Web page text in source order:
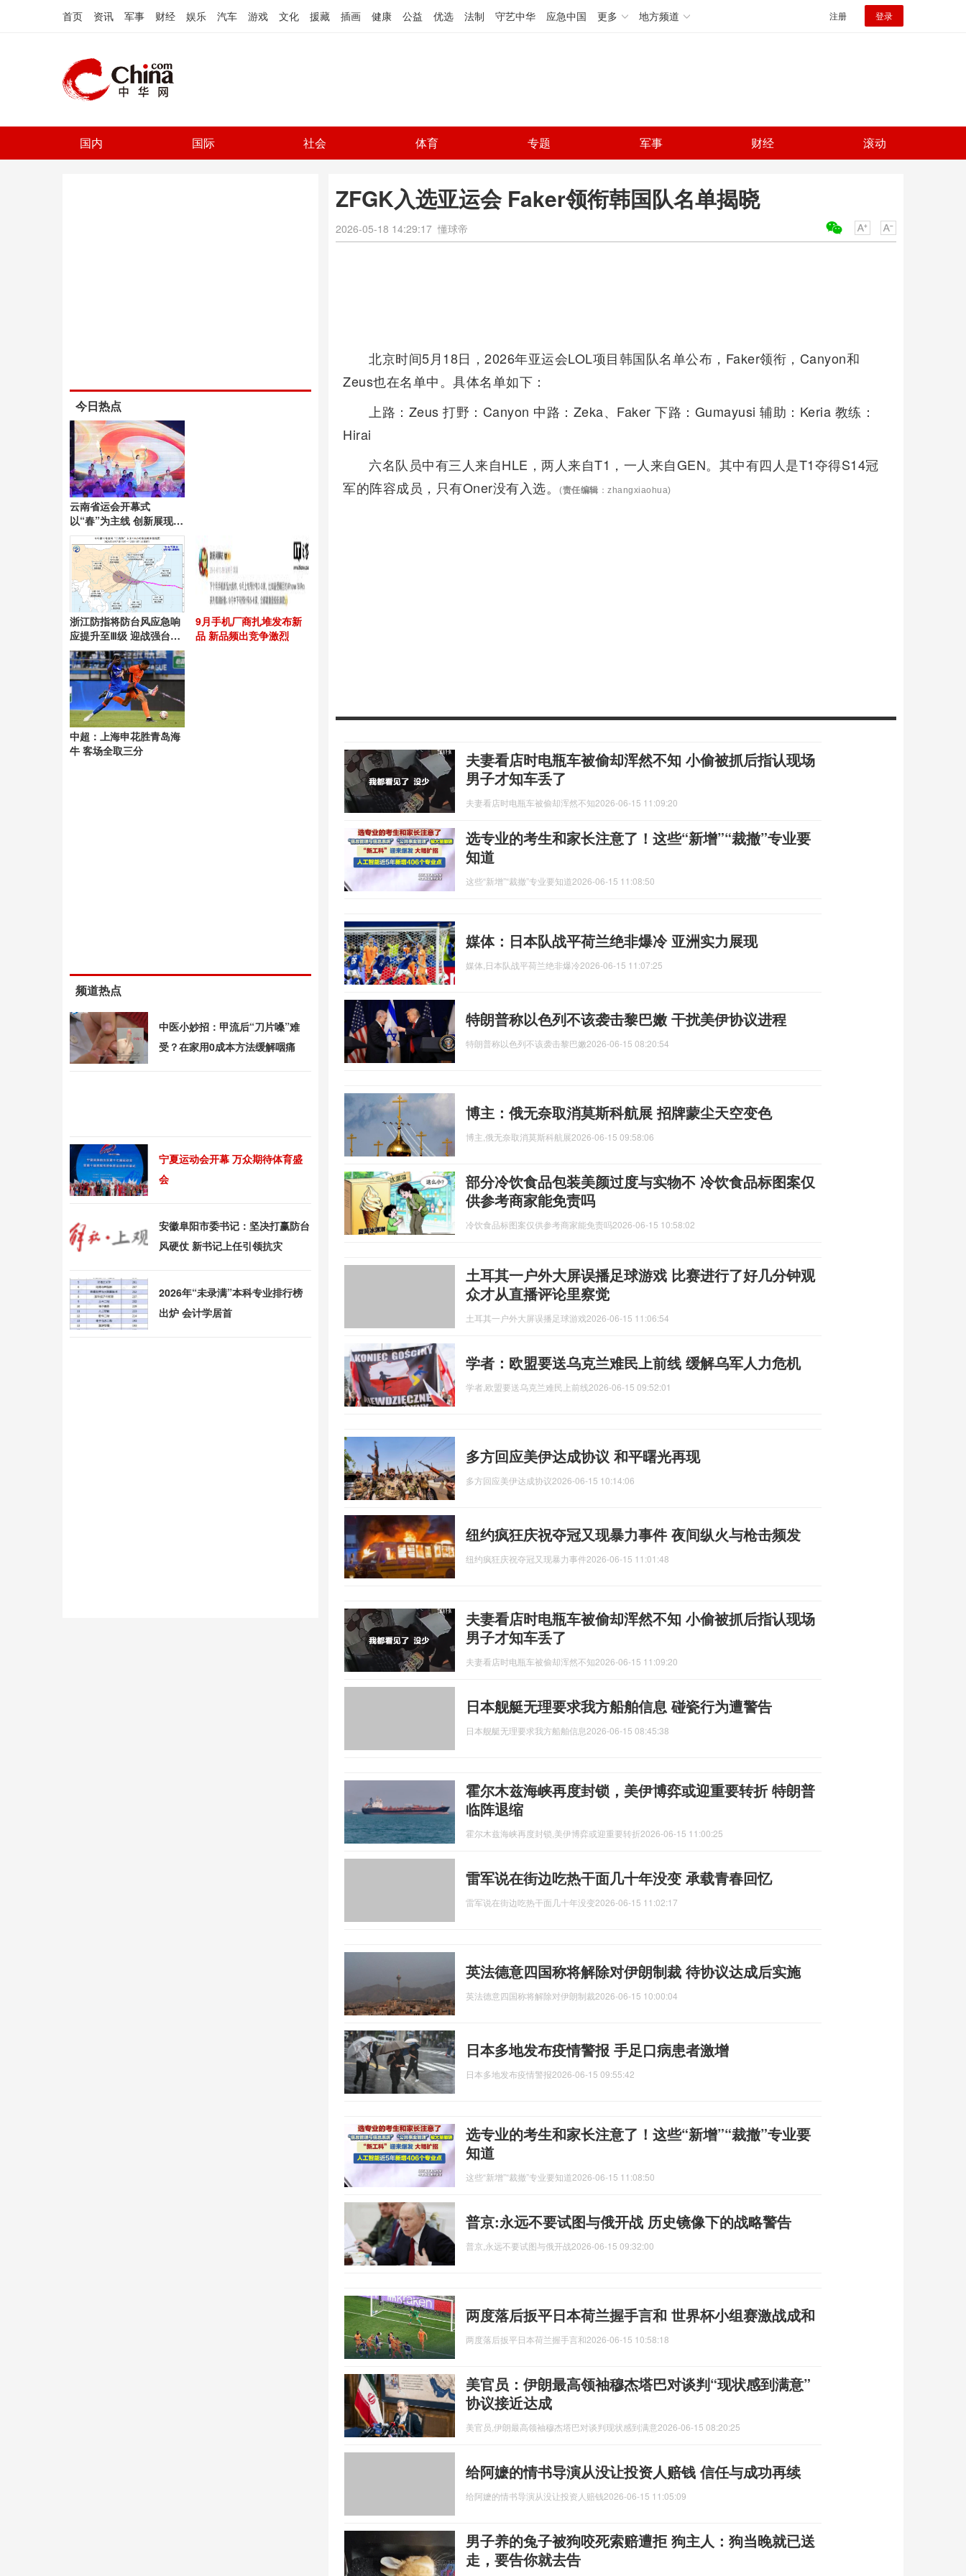
首页 资讯 军事 财经 娱乐 汽车 游戏 文化 援藏 插画 健康 公益 优选 法制 守艺中华 应急中国 更多 地方频道 注册 登录
国内 国际 社会 体育 专题 军事 财经 滚动
ZFGK入选亚运会 Faker领衔韩国队名单揭晓
2026-05-18 14:29:17 懂球帝
北京时间5月18日，2026年亚运会LOL项目韩国队名单公布，Faker领衔，Canyon和
Zeus也在名单中。具体名单如下：
上路：Zeus 打野：Canyon 中路：Zeka、Faker 下路：Gumayusi 辅助：Keria 教练：
Hirai
六名队员中有三人来自HLE，两人来自T1，一人来自GEN。其中有四人是T1夺得S14冠
军的阵容成员，只有Oner没有入选。
(责任编辑 ：zhangxiaohua)
夫妻看店时电瓶车被偷却浑然不知 小偷被抓后指认现场
男子才知车丢了
夫妻看店时电瓶车被偷却浑然不知2026-06-15 11:09:20
选专业的考生和家长注意了！这些“新增”“裁撤”专业要
知道
这些“新增”“裁撤”专业要知道2026-06-15 11:08:50
媒体：日本队战平荷兰绝非爆冷 亚洲实力展现
媒体,日本队战平荷兰绝非爆冷2026-06-15 11:07:25
特朗普称以色列不该袭击黎巴嫩 干扰美伊协议进程
特朗普称以色列不该袭击黎巴嫩2026-06-15 08:20:54
博主：俄无奈取消莫斯科航展 招牌蒙尘天空变色
博主,俄无奈取消莫斯科航展2026-06-15 09:58:06
部分冷饮食品包装美颜过度与实物不 冷饮食品标图案仅
供参考商家能免责吗
冷饮食品标图案仅供参考商家能免责吗2026-06-15 10:58:02
土耳其一户外大屏误播足球游戏 比赛进行了好几分钟观
众才从直播评论里察觉
土耳其一户外大屏误播足球游戏2026-06-15 11:06:54
学者：欧盟要送乌克兰难民上前线 缓解乌军人力危机
学者,欧盟要送乌克兰难民上前线2026-06-15 09:52:01
多方回应美伊达成协议 和平曙光再现
多方回应美伊达成协议2026-06-15 10:14:06
纽约疯狂庆祝夺冠又现暴力事件 夜间纵火与枪击频发
纽约疯狂庆祝夺冠又现暴力事件2026-06-15 11:01:48
夫妻看店时电瓶车被偷却浑然不知 小偷被抓后指认现场
男子才知车丢了
夫妻看店时电瓶车被偷却浑然不知2026-06-15 11:09:20
日本舰艇无理要求我方船舶信息 碰瓷行为遭警告
日本舰艇无理要求我方船舶信息2026-06-15 08:45:38
霍尔木兹海峡再度封锁，美伊博弈或迎重要转折 特朗普
临阵退缩
霍尔木兹海峡再度封锁,美伊博弈或迎重要转折2026-06-15 11:00:25
雷军说在街边吃热干面几十年没变 承载青春回忆
雷军说在街边吃热干面几十年没变2026-06-15 11:02:17
英法德意四国称将解除对伊朗制裁 待协议达成后实施
英法德意四国称将解除对伊朗制裁2026-06-15 10:00:04
日本多地发布疫情警报 手足口病患者激增
日本多地发布疫情警报2026-06-15 09:55:42
选专业的考生和家长注意了！这些“新增”“裁撤”专业要
知道
这些“新增”“裁撤”专业要知道2026-06-15 11:08:50
普京:永远不要试图与俄开战 历史镜像下的战略警告
普京,永远不要试图与俄开战2026-06-15 09:32:00
两度落后扳平日本荷兰握手言和 世界杯小组赛激战成和
两度落后扳平日本荷兰握手言和2026-06-15 10:58:18
美官员：伊朗最高领袖穆杰塔巴对谈判“现状感到满意”
协议接近达成
美官员,伊朗最高领袖穆杰塔巴对谈判现状感到满意2026-06-15 08:20:25
给阿嬷的情书导演从没让投资人赔钱 信任与成功再续
给阿嬷的情书导演从没让投资人赔钱2026-06-15 11:05:09
男子养的兔子被狗咬死索赔遭拒 狗主人：狗当晚就已送
走，要告你就去告
今日热点
云南省运会开幕式
以“春”为主线 创新展现昆
明风采
浙江防指将防台风应急响
应提升至Ⅲ级 迎战强台
风“白海豚”
9月手机厂商扎堆发布新
品 新品频出竞争激烈
中超：上海申花胜青岛海
牛 客场全取三分
频道热点
中医小妙招：甲流后“刀片嗓”难
受？在家用0成本方法缓解咽痛
宁夏运动会开幕 万众期待体育盛
会
安徽阜阳市委书记：坚决打赢防台
风硬仗 新书记上任引领抗灾
2026年“未录满”本科专业排行榜
出炉 会计学居首